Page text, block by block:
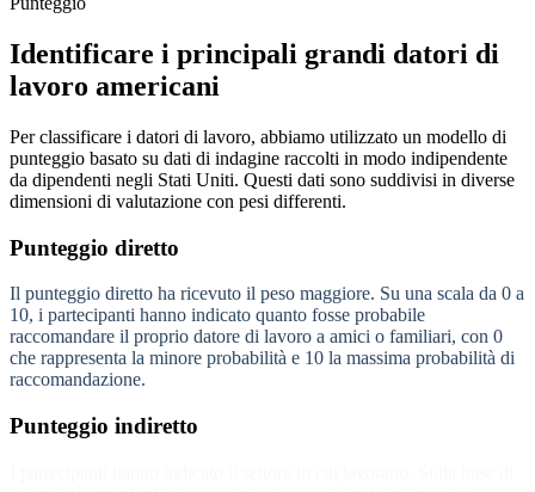
Identificare i principali grandi datori di
lavoro americani
Per classificare i datori di lavoro, abbiamo utilizzato un modello di
punteggio basato su dati di indagine raccolti in modo indipendente
da dipendenti negli Stati Uniti. Questi dati sono suddivisi in diverse
dimensioni di valutazione con pesi differenti.
Punteggio diretto
Il punteggio diretto ha ricevuto il peso maggiore. Su una scala da 0 a
10, i partecipanti hanno indicato quanto fosse probabile
raccomandare il proprio datore di lavoro a amici o familiari, con 0
che rappresenta la minore probabilità e 10 la massima probabilità di
raccomandazione.
Punteggio indiretto